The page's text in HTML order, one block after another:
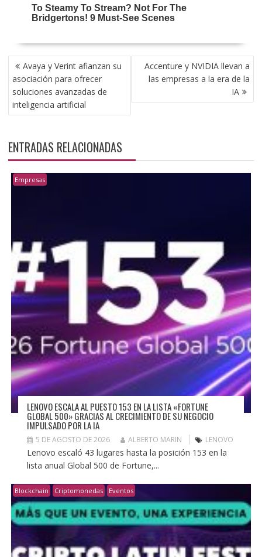
NAVEGACIÓN
DE
ENTRADAS
Avaya y Verint afianzan su
asociación para ofrecer
soluciones avanzadas de
inteligencia artificial
Accenture y NVIDIA llevan a
las empresas a la era de la
IA
ENTRADAS RELACIONADAS
Empresas
LENOVO ESCALA AL PUESTO 153 EN LA LISTA «FORTUNE
GLOBAL 500» GRACIAS AL CRECIMIENTO DE SU NEGOCIO
IMPULSADO POR LA IA
5 DE AGOSTO DE 2026 ALBERTO MARIN LENOVO
Lenovo escaló 43 lugares hasta la posición 153 en la
lista anual Global 500 de Fortune,...
Blockchain Criptomonedas Eventos